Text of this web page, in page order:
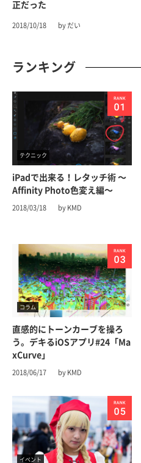
正だった
2018/10/18 by だい
ランキング
テクニック
iPadで出来る！レタッチ術 〜
Affinity Photo色変え編〜
2018/03/18 by KMD
コラム
直感的にトーンカーブを操ろ
う。デキるiOSアプリ#24「Ma
xCurve」
2018/06/17 by KMD
イベント